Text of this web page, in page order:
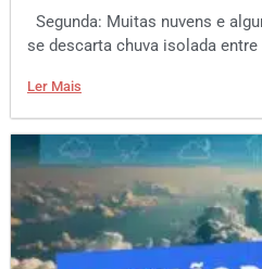
Segunda: Muitas nuvens e
se descarta chuva isolada
Ler Mais